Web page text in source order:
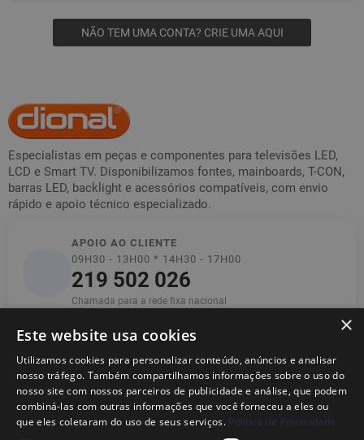
NÃO TEM UMA CONTA? CRIE UMA AQUI
Especialistas em peças e componentes para televisões LED,
LCD e Smart TV. Disponibilizamos fontes, mainboards, T-CON,
barras LED, backlight e acessórios compatíveis, com envio
rápido e apoio técnico especializado.
APOIO AO CLIENTE
09H30 - 13H00 * 14H30 - 17H00
219 502 026
Chamada para a rede fixa nacional
Informações
×
Este website usa cookies
Utilizamos cookies para personalizar conteúdo, anúncios e analisar
nosso tráfego. Também compartilhamos informações sobre o uso do
nosso site com nossos parceiros de publicidade e análise, que podem
combiná-las com outras informações que você forneceu a eles ou
que eles coletaram do uso de seus serviços. Política de Privacidade